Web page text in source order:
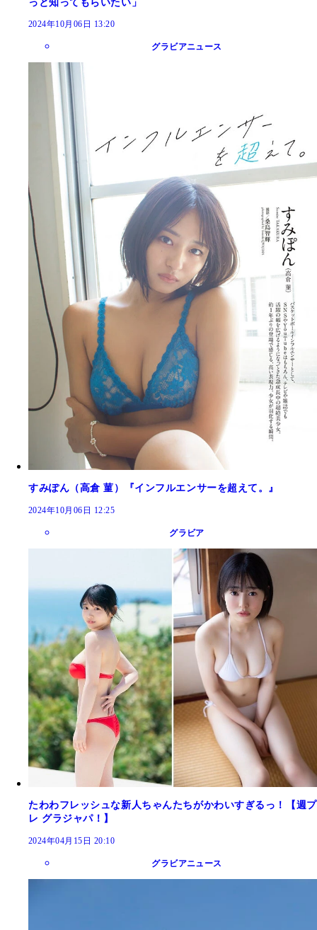
っと知ってもらいたい」
2024年10月06日 13:20
グラビアニュース
すみぽん（高倉 菫）『インフルエンサーを超えて。』
2024年10月06日 12:25
グラビア
たわわフレッシュな新人ちゃんたちがかわいすぎるっ！【週プ
レ グラジャパ！】
2024年04月15日 20:10
グラビアニュース